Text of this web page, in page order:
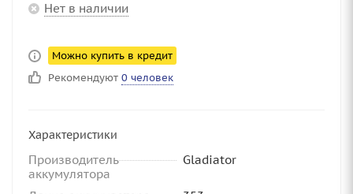
Нет в наличии
Можно купить в кредит
Рекомендуют 0 человек
Характеристики
Производитель
аккумулятора
Gladiator